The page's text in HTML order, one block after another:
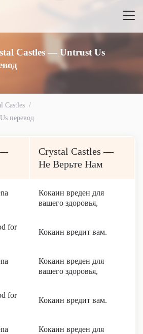
Castles — Untrust Us
Castles
перевод
—
Crystal Castles —
Не Верьте Нам
Кокаин вреден для
вашего здоровья,
for
Кокаин вредит вам.
Кокаин вреден для
вашего здоровья,
for
Кокаин вредит вам.
Кокаин вреден для